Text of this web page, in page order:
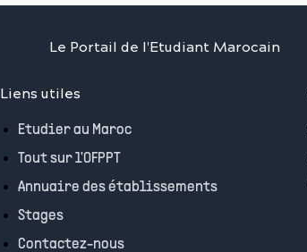
Le Portail de l'Etudiant Marocain
Liens utiles
Etudier au Maroc
Tout sur l'OFPPT
Annuaire des établissements
Stages
Contactez-nous